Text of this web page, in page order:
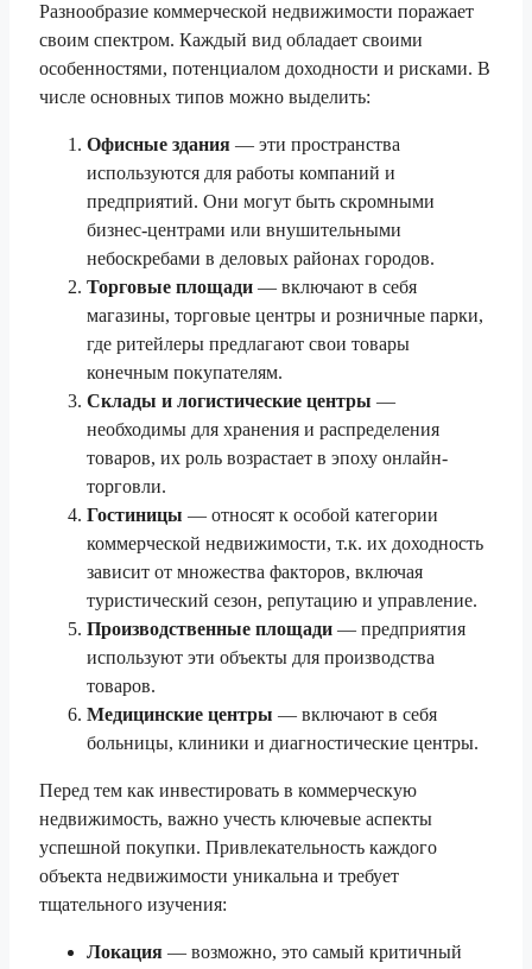
Разнообразие коммерческой недвижимости поражает
своим спектром. Каждый вид обладает своими
особенностями, потенциалом доходности и рисками. В
числе основных типов можно выделить:
Офисные здания — эти пространства
используются для работы компаний и
предприятий. Они могут быть скромными
бизнес-центрами или внушительными
небоскребами в деловых районах городов.
Торговые площади — включают в себя
магазины, торговые центры и розничные парки,
где ритейлеры предлагают свои товары
конечным покупателям.
Склады и логистические центры —
необходимы для хранения и распределения
товаров, их роль возрастает в эпоху онлайн-
торговли.
Гостиницы — относят к особой категории
коммерческой недвижимости, т.к. их доходность
зависит от множества факторов, включая
туристический сезон, репутацию и управление.
Производственные площади — предприятия
используют эти объекты для производства
товаров.
Медицинские центры — включают в себя
больницы, клиники и диагностические центры.
Перед тем как инвестировать в коммерческую
недвижимость, важно учесть ключевые аспекты
успешной покупки. Привлекательность каждого
объекта недвижимости уникальна и требует
тщательного изучения:
Локация — возможно, это самый критичный